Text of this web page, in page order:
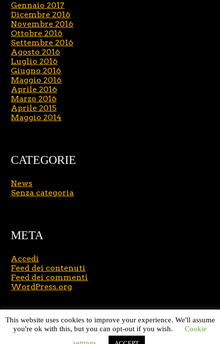
Gennaio 2017
Dicembre 2016
Novembre 2016
Ottobre 2016
Settembre 2016
Agosto 2016
Luglio 2016
Giugno 2016
Maggio 2016
Aprile 2016
Marzo 2016
Aprile 2015
Maggio 2014
CATEGORIE
News
Senza categoria
META
Accedi
Feed dei contenuti
Feed dei commenti
WordPress.org
Copyright © 2026 Massimo Brusasco
. All Rights
Reserved.Journal Lite by Slocum Studio
This website uses cookies to improve your experience. We'll assume
you're ok with this, but you can opt-out if you wish.
Cookie